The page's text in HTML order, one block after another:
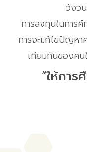
วังว
การลงทุนในการ
การจะแก้ไขปัญหา
เทียมกันของค
“ให้การ